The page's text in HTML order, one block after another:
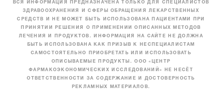
ВСЯ ИНФОРМАЦИЯ ПРЕДНАЗНАЧЕНА ТОЛЬКО ДЛЯ СПЕЦИАЛИСТОВ
ЗДРАВООХРАНЕНИЯ И СФЕРЫ ОБРАЩЕНИЯ ЛЕКАРСТВЕННЫХ
СРЕДСТВ И НЕ МОЖЕТ БЫТЬ ИСПОЛЬЗОВАНА ПАЦИЕНТАМИ ПРИ
ПРИНЯТИИ РЕШЕНИЯ О ПРИМЕНЕНИИ ОПИСАННЫХ МЕТОДОВ
ЛЕЧЕНИЯ И ПРОДУКТОВ. ИНФОРМАЦИЯ НА САЙТЕ НЕ ДОЛЖНА
БЫТЬ ИСПОЛЬЗОВАНА КАК ПРИЗЫВ К НЕСПЕЦИАЛИСТАМ
САМОСТОЯТЕЛЬНО ПРИОБРЕТАТЬ ИЛИ ИСПОЛЬЗОВАТЬ
ОПИСЫВАЕМЫЕ ПРОДУКТЫ. ООО «ЦЕНТР
ФАРМАКОЭКОНОМИЧЕСКИХ ИССЛЕДОВАНИЙ» НЕ НЕСЁТ
ОТВЕТСТВЕННОСТИ ЗА СОДЕРЖАНИЕ И ДОСТОВЕРНОСТЬ
РЕКЛАМНЫХ МАТЕРИАЛОВ.